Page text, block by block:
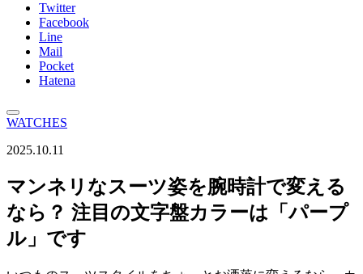
Twitter
Facebook
Line
Mail
Pocket
Hatena
WATCHES
2025.10.11
マンネリなスーツ姿を腕時計で変える
なら？ 注目の文字盤カラーは「パープ
ル」です